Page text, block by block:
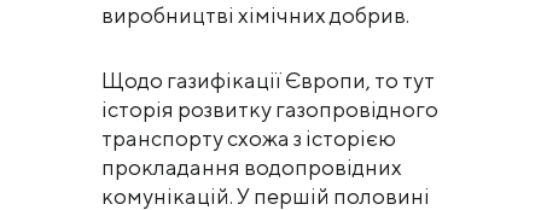
виробництві хімічних добрив.
Щодо газифікації Європи, то тут
історія розвитку газопровідного
транспорту схожа з історією
прокладання водопровідних
комунікацій. У першій половині